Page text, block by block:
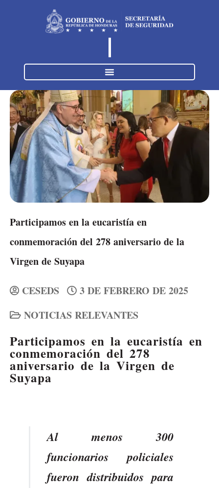
Participamos en la eucaristía en
conmemoración del 278 aniversario de la
Virgen de Suyapa
CESEDS
3 DE FEBRERO DE 2025
NOTICIAS RELEVANTES
Participamos en la eucaristía en
conmemoración del 278
aniversario de la Virgen de
Suyapa
Al menos 300
funcionarios policiales
fueron distribuidos para